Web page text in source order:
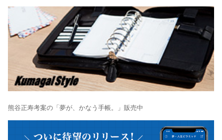
熊谷正寿考案の「夢が、かなう手帳。」販売中